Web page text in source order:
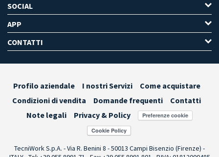
SOCIAL
APP
CONTATTI
Profilo aziendale I nostri Servizi
Come acquistare
Condizioni di vendita
Domande frequenti
Contatti
Note legali
Privacy & Policy Preferenze cookie
TecniWork S.p.A. - Via R. Benini 8 - 50013 Campi Bisenzio (Firenze) -